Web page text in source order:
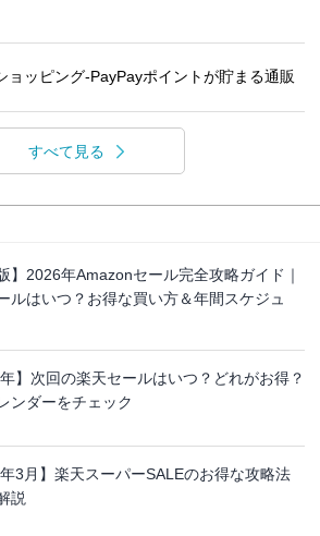
ョッピング-PayPayポイントが貯まる通販
すべて見る
】2026年Amazonセール完全攻略ガイド｜
ルはいつ？お得な買い方＆年間スケジュ
年】次回の楽天セールはいつ？どれがお得？
ンダーをチェック
年3月】楽天スーパーSALEのお得な攻略法
説